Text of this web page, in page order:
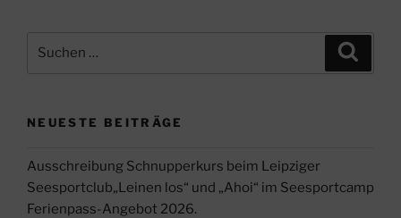
NEUESTE BEITRÄGE
Ausschreibung Schnupperkurs beim Leipziger
Seesportclub„Leinen los“ und „Ahoi“ im Seesportcamp
Ferienpass-Angebot 2026.